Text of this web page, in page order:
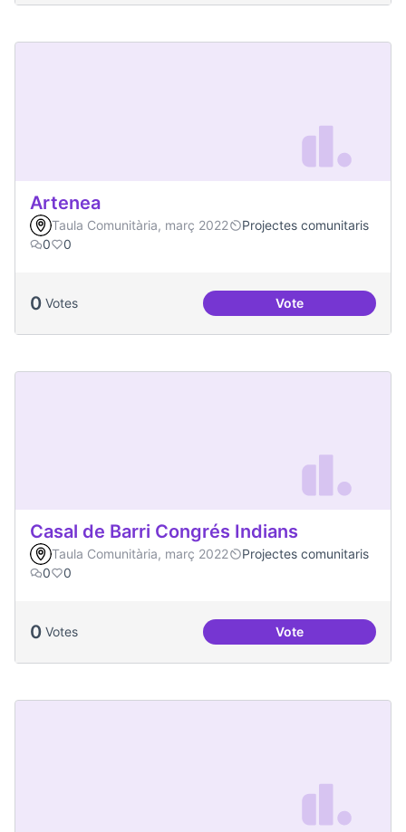
Artenea
Taula Comunitària, març 2022
Projectes comunitaris
0
0
0 Votes VoteArtenea
Casal de Barri Congrés Indians
Taula Comunitària, març 2022
Projectes comunitaris
0
0
0 Votes VoteCasal de Barri